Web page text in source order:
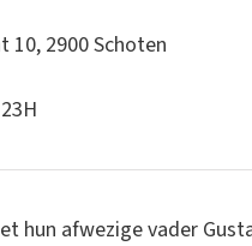
10, 2900 Schoten
hun afwezige vader